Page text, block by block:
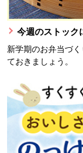
今週のストック
新学期のお弁当づ
ておきましょう。